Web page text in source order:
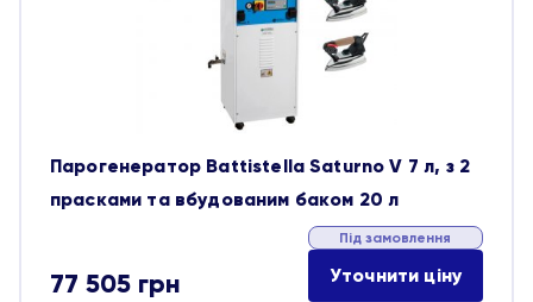
Парогенератор Battistella Saturno V 7 л, з 2
прасками та вбудованим баком 20 л
77 505 грн
Під замовлення
Уточнити ціну